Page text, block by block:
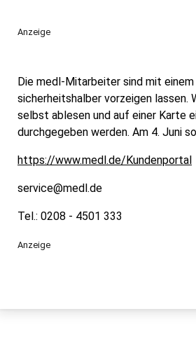
Anzeige
Die medl-Mitarbeiter sind mit
sicherheitshalber vorzeigen lassen.
selbst ablesen und auf einer Karte
durchgegeben werden. Am 4. Juni
https://www.medl.de/Kundenportal
service@medl.de
Tel.: 0208 - 4501 333
Anzeige